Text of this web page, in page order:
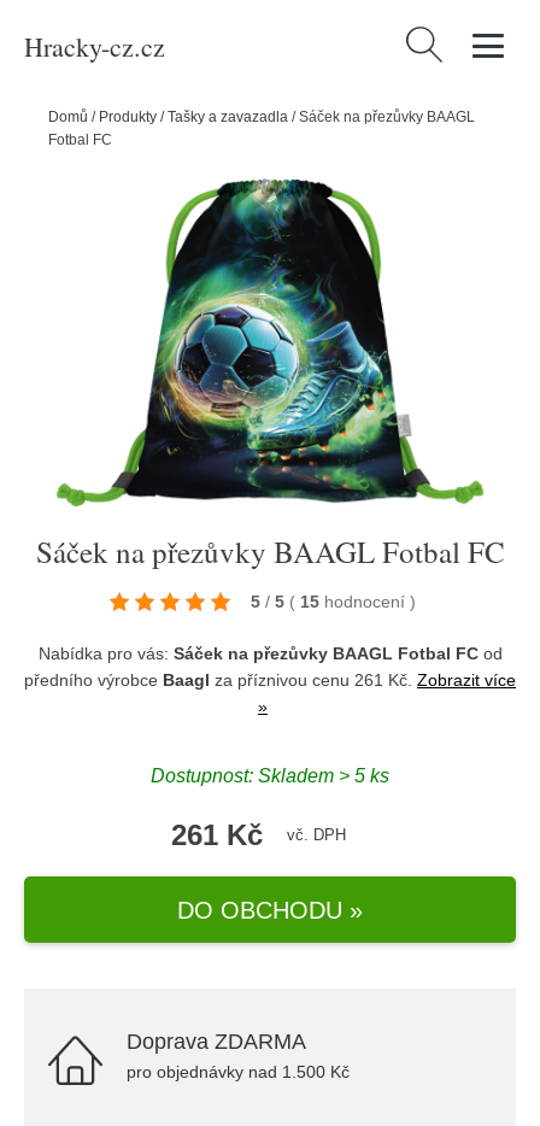
Hracky-cz.cz Vyhledávání
Domů / Produkty /Tašky a zavazadla /Sáček na přezůvky BAAGL
Fotbal FC
Sáček na přezůvky BAAGL Fotbal FC
5 / 5 ( 15 hodnocení )
Nabídka pro vás: Sáček na přezůvky BAAGL Fotbal FCod
předního výrobce Baagl za příznivou cenu 261 Kč. Zobrazit více
»
Dostupnost: Skladem > 5 ks
261 Kč vč. DPH
DO OBCHODU »
Doprava ZDARMA
pro objednávky nad 1.500 Kč